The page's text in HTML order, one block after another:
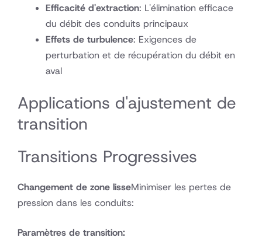
Efficacité d'extraction: L'élimination efficace
du débit des conduits principaux
Effets de turbulence: Exigences de
perturbation et de récupération du débit en
aval
Applications d'ajustement de
transition
Transitions Progressives
Changement de zone lisseMinimiser les pertes de
pression dans les conduits:
Paramètres de transition: